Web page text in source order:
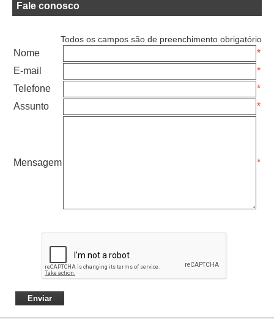
Fale conosco
Todos os campos são de preenchimento obrigatório
Nome
*
E-mail
*
Telefone
*
Assunto
*
Mensagem *